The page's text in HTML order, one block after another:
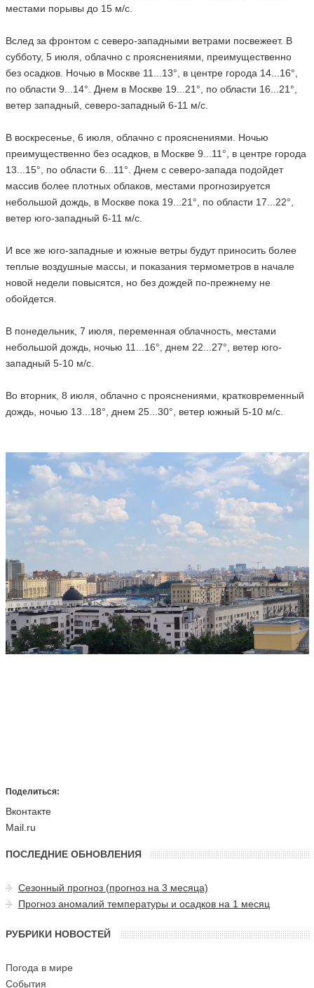
местами порывы до 15 м/с.
Вслед за фронтом с северо-западными ветрами посвежеет. В
субботу, 5 июля, облачно с прояснениями, преимущественно
без осадков. Ночью в Москве 11...13°, в центре города 14...16°,
по области 9...14°. Днем в Москве 19...21°, по области 16...21°,
ветер западный, северо-западный 6-11 м/с.
В воскресенье, 6 июля, облачно с прояснениями. Ночью
преимущественно без осадков, в Москве 9...11°, в центре города
13...15°, по области 6...11°. Днем с северо-запада подойдет
массив более плотных облаков, местами прогнозируется
небольшой дождь, в Москве пока 19...21°, по области 17...22°,
ветер юго-западный 6-11 м/с.
И все же юго-западные и южные ветры будут приносить более
теплые воздушные массы, и показания термометров в начале
новой недели повысятся, но без дождей по-прежнему не
обойдется.
В понедельник, 7 июля, переменная облачность, местами
небольшой дождь, ночью 11...16°, днем 22...27°, ветер юго-
западный 5-10 м/с.
Во вторник, 8 июля, облачно с прояснениями, кратковременный
дождь, ночью 13...18°, днем 25...30°, ветер южный 5-10 м/с.
Поделиться:
Вконтакте
Mail.ru
ПОСЛЕДНИЕ ОБНОВЛЕНИЯ
Сезонный прогноз (прогноз на 3 месяца)
Прогноз аномалий температуры и осадков на 1 месяц
РУБРИКИ НОВОСТЕЙ
Погода в мире
События